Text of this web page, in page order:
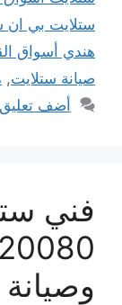
ستلايت بي
هندي أسواق
صيانة ستلايت,
أضف تعليق
فني